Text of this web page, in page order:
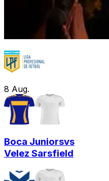
8 Aug.
Boca Juniorsvs
Velez Sarsfield